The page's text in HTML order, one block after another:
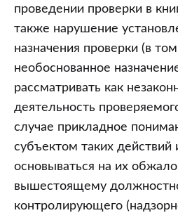
проведении проверки в
также нарушение
назначения проверки (в
необоснованное
рассматривать как
деятельность
случае прикладное
субъектом таких
основываться на их
вышестоящему
контролирующего